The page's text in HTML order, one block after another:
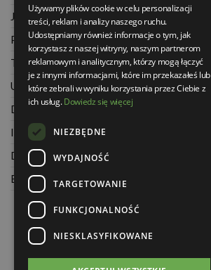
Jak kupować na raty
Polityka prywatności
Twoje zamówienia
Ustawienia konta
Dane kontaktowe
Informacje o firmie
Dla architektów
Blog
Używamy plików cookie w celu personalizacji
treści, reklam i analizy naszego ruchu.
Udostępniamy również informacje o tym, jak
korzystasz z naszej witryny, naszym partnerom
reklamowym i analitycznym, którzy mogą łączyć
je z innymi informacjami, które im przekazałeś lub
które zebrali w wyniku korzystania przez Ciebie z
ich usług.Dowiedz się więcej
NIEZBĘDNE
WYDAJNOŚĆ
TARGETOWANIE
FUNKCJONALNOŚĆ
NIESKLASYFIKOWANE